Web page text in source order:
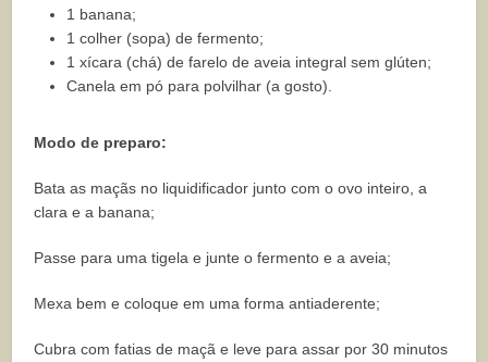
1 banana;
1 colher (sopa) de fermento;
1 xícara (chá) de farelo de aveia integral sem glúten;
Canela em pó para polvilhar (a gosto).
Modo de preparo:
Bata as maçãs no liquidificador junto com o ovo inteiro, a
clara e a banana;
Passe para uma tigela e junte o fermento e a aveia;
Mexa bem e coloque em uma forma antiaderente;
Cubra com fatias de maçã e leve para assar por 30 minutos